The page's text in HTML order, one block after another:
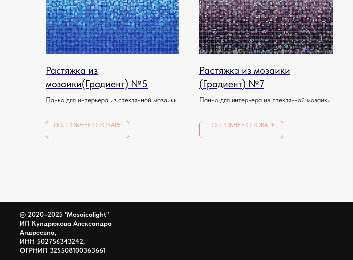
Растяжка из
мозаики(Градиент) №5
Панно для интерьера из стеклянной мозаики
ПОДРОБНЕЕ О ТОВАРЕ
Растяжка из мозаики
(Градиент) №7
Панно для интерьера из стеклянной мозаики
ПОДРОБНЕЕ О ТОВАРЕ
© 2020–2025 "Mosaicalight"
ИП Кундрюкова Александра
Андреевна,
ИНН 502756343242,
ОГРНИП 325508100363661